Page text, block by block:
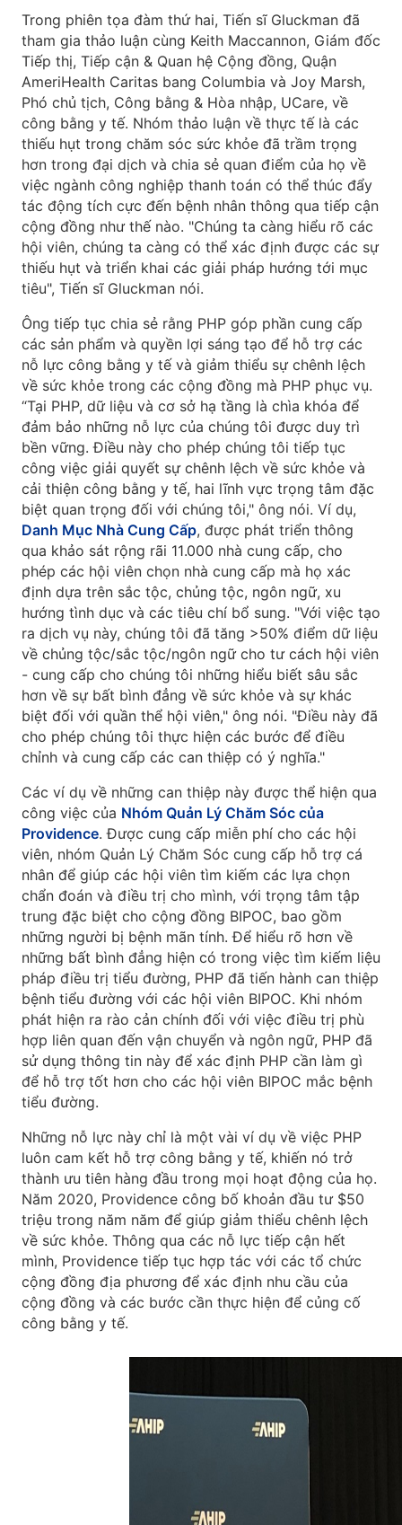
Trong phiên tọa đàm thứ hai, Tiến sĩ Gluckman đã
tham gia thảo luận cùng Keith Maccannon, Giám đốc
Tiếp thị, Tiếp cận & Quan hệ Cộng đồng, Quận
AmeriHealth Caritas bang Columbia và Joy Marsh,
Phó chủ tịch, Công bằng & Hòa nhập, UCare, về
công bằng y tế. Nhóm thảo luận về thực tế là các
thiếu hụt trong chăm sóc sức khỏe đã trầm trọng
hơn trong đại dịch và chia sẻ quan điểm của họ về
việc ngành công nghiệp thanh toán có thể thúc đẩy
tác động tích cực đến bệnh nhân thông qua tiếp cận
cộng đồng như thế nào. "Chúng ta càng hiểu rõ các
hội viên, chúng ta càng có thể xác định được các sự
thiếu hụt và triển khai các giải pháp hướng tới mục
tiêu", Tiến sĩ Gluckman nói.
Ông tiếp tục chia sẻ rằng PHP góp phần cung cấp
các sản phẩm và quyền lợi sáng tạo để hỗ trợ các
nỗ lực công bằng y tế và giảm thiểu sự chênh lệch
về sức khỏe trong các cộng đồng mà PHP phục vụ.
“Tại PHP, dữ liệu và cơ sở hạ tầng là chìa khóa để
đảm bảo những nỗ lực của chúng tôi được duy trì
bền vững. Điều này cho phép chúng tôi tiếp tục
công việc giải quyết sự chênh lệch về sức khỏe và
cải thiện công bằng y tế, hai lĩnh vực trọng tâm đặc
biệt quan trọng đối với chúng tôi," ông nói. Ví dụ,
Danh Mục Nhà Cung Cấp, được phát triển thông
qua khảo sát rộng rãi 11.000 nhà cung cấp, cho
phép các hội viên chọn nhà cung cấp mà họ xác
định dựa trên sắc tộc, chủng tộc, ngôn ngữ, xu
hướng tình dục và các tiêu chí bổ sung. "Với việc tạo
ra dịch vụ này, chúng tôi đã tăng >50% điểm dữ liệu
về chủng tộc/sắc tộc/ngôn ngữ cho tư cách hội viên
- cung cấp cho chúng tôi những hiểu biết sâu sắc
hơn về sự bất bình đẳng về sức khỏe và sự khác
biệt đối với quần thể hội viên," ông nói. "Điều này đã
cho phép chúng tôi thực hiện các bước để điều
chỉnh và cung cấp các can thiệp có ý nghĩa."
Các ví dụ về những can thiệp này được thể hiện qua
công việc của Nhóm Quản Lý Chăm Sóc của
Providence. Được cung cấp miễn phí cho các hội
viên, nhóm Quản Lý Chăm Sóc cung cấp hỗ trợ cá
nhân để giúp các hội viên tìm kiếm các lựa chọn
chẩn đoán và điều trị cho mình, với trọng tâm tập
trung đặc biệt cho cộng đồng BIPOC, bao gồm
những người bị bệnh mãn tính. Để hiểu rõ hơn về
những bất bình đẳng hiện có trong việc tìm kiếm liệu
pháp điều trị tiểu đường, PHP đã tiến hành can thiệp
bệnh tiểu đường với các hội viên BIPOC. Khi nhóm
phát hiện ra rào cản chính đối với việc điều trị phù
hợp liên quan đến vận chuyển và ngôn ngữ, PHP đã
sử dụng thông tin này để xác định PHP cần làm gì
để hỗ trợ tốt hơn cho các hội viên BIPOC mắc bệnh
tiểu đường.
Những nỗ lực này chỉ là một vài ví dụ về việc PHP
luôn cam kết hỗ trợ công bằng y tế, khiến nó trở
thành ưu tiên hàng đầu trong mọi hoạt động của họ.
Năm 2020, Providence công bố khoản đầu tư $50
triệu trong năm năm để giúp giảm thiểu chênh lệch
về sức khỏe. Thông qua các nỗ lực tiếp cận hết
mình, Providence tiếp tục hợp tác với các tổ chức
cộng đồng địa phương để xác định nhu cầu của
cộng đồng và các bước cần thực hiện để củng cố
công bằng y tế.